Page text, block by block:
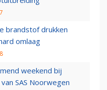
brandstof drukken
omlaag
weekend bij
SAS Noorwegen